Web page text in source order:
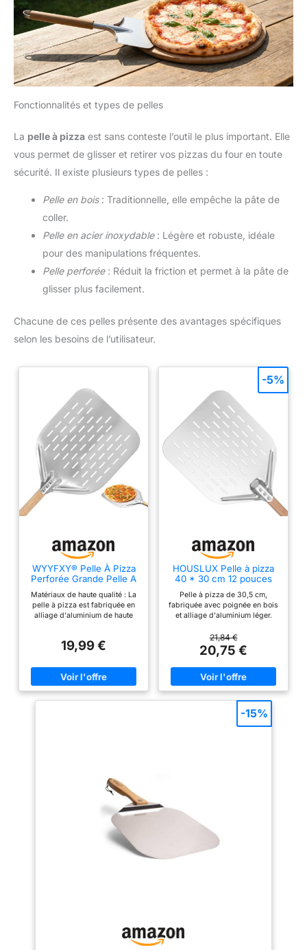
Fonctionnalités et types de pelles
La pelle à pizza est sans conteste l’outil le plus important. Elle
vous permet de glisser et retirer vos pizzas du four en toute
sécurité. Il existe plusieurs types de pelles :
Pelle en bois: Traditionnelle, elle empêche la pâte de
coller.
Pelle en acier inoxydable: Légère et robuste, idéale
pour des manipulations fréquentes.
Pelle perforée: Réduit la friction et permet à la pâte de
glisser plus facilement.
Chacune de ces pelles présente des avantages spécifiques
selon les besoins de l’utilisateur.
WYYFXY® Pelle À Pizza
Perforée Grande Pelle A
Matériaux de haute qualité : La
pelle à pizza est fabriquée en
alliage d'aluminium de haute
et à la corrosion. Profitez d'une
quotidien Surface perforée : La
surface perforée vous permet
de saupoudrer une petite
sur n'importe quelle plaque de
cuisson ou pierre à pizza sans
que la pâte ne colle Poignée
amovible : La pelle à pizza est
équipée d'une poignée en bois
amovible qui facilite le
stockage, notamment lorsque
l'espace est limité Utilisation
19,99 €
HOUSLUX Pelle à pizza
40 * 30 cm 12 pouces
surface et manche
amovible (Argenté)
Pelle à pizza de 30,5 cm,
fabriquée avec poignée en bois
et alliage d'aluminium léger.
de haute qualité, vous en
profiterez pendant longtemps.
Pelle à pizza Elle est fabriquée
en aluminium anodisé dur et est
non seulement robuste et
résistante à la température,
résistante à la corrosion. La
connexion de poignée rivetée
améliore la praticité. Pelle à
de farine ou de farine de maïs
sur le pizzaiolo avant de
préparer votre pizza, alors votre
pizza se détachera facilement
et se répartira bien.
21,84 €
20,75 €
-5%
-15%